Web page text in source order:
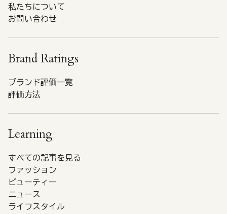
私たちについて
お問い合わせ
Brand Ratings
ブランド評価一覧
評価方法
Learning
すべての記事を見る
ファッション
ビューティー
ニュース
ライフスタイル